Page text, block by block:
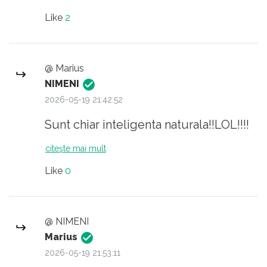
vecilor!Amin!
Like 2
@ Marius
NIMENI
2026-05-19 21:42:52
Sunt chiar inteligenta naturala!!LOL!!!!
citește mai mult
Like 0
@ NIMENI
Marius
2026-05-19 21:53:11